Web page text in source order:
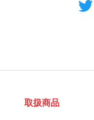
取扱商品